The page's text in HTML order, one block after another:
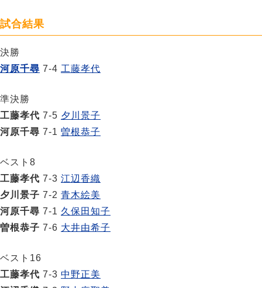
試合結果
決勝
河原千尋 7-4 工藤孝代
準決勝
工藤孝代 7-5 夕川景子
河原千尋 7-1 曽根恭子
ベスト8
工藤孝代 7-3 江辺香織
夕川景子 7-2 青木絵美
河原千尋 7-1 久保田知子
曽根恭子 7-6 大井由希子
ベスト16
工藤孝代 7-3 中野正美